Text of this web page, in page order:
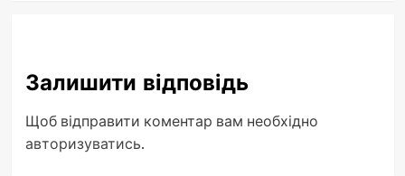
Залишити відповідь
Щоб відправити коментар вам необхідно
авторизуватись.